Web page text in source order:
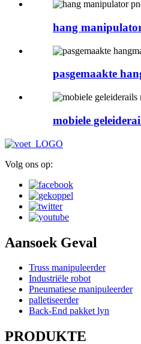
hang
pasgemaakte
mobiele
Volg ons op:
Aansoek Geval
Truss manipuleerder
Industriële robot
Pneumatiese manipuleerder
palletiseerder
Back-End pakket lyn
PRODUKTE